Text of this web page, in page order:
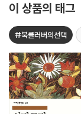
이 상품의 태그
#북클러버의선택